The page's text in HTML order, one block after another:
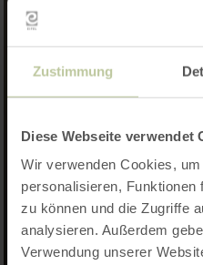
Zustimmung
Diese Webseite verwendet
Wir verwenden Cookies,
personalisieren, Funktionen
zu können und die Zugriffe
analysieren. Außerdem
Verwendung unserer